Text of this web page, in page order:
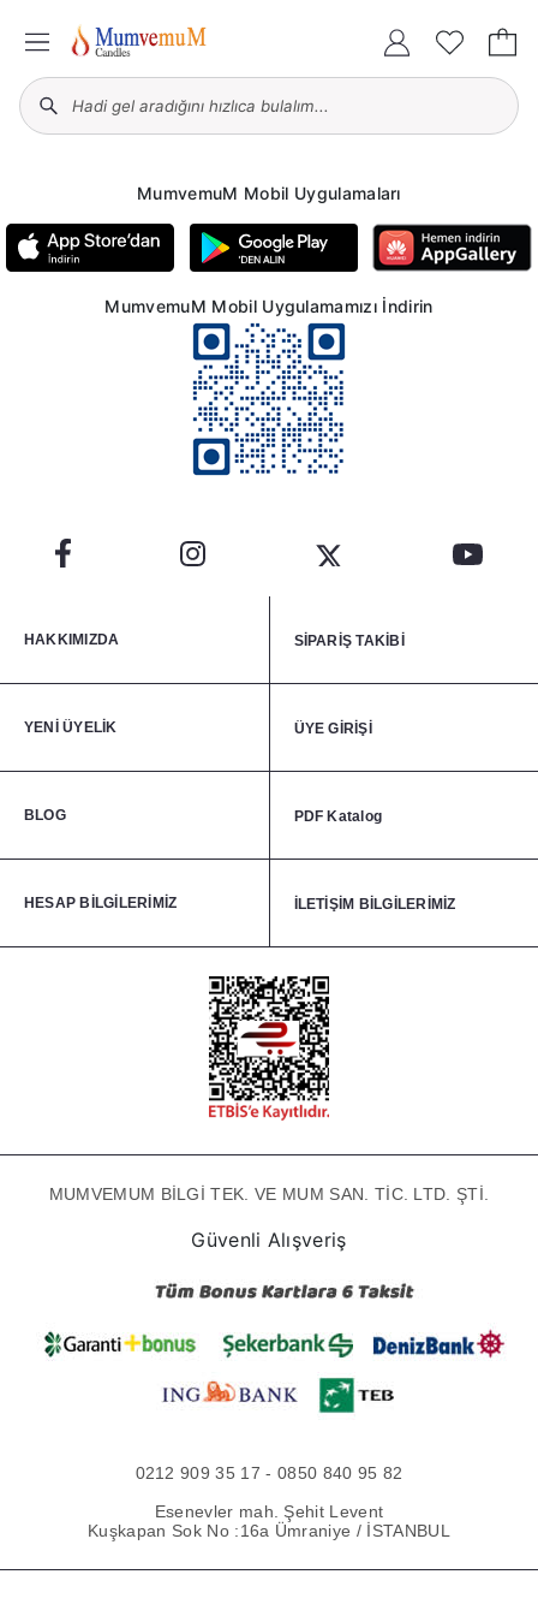
MumvemuM Mobil Uygulamaları
MumvemuM Mobil Uygulamamızı İndirin
HAKKIMIZDA SİPARİŞ TAKİBİ
YENİ ÜYELİK ÜYE GİRİŞİ
BLOG PDF Katalog
HESAP BİLGİLERİMİZ İLETİŞİM BİLGİLERİMİZ
MUMVEMUM BİLGİ TEK. VE MUM SAN. TİC. LTD. ŞTİ.
Güvenli Alışveriş
0212 909 35 17 - 0850 840 95 82
Esenevler mah. Şehit Levent
Kuşkapan Sok No :16a Ümraniye / İSTANBUL